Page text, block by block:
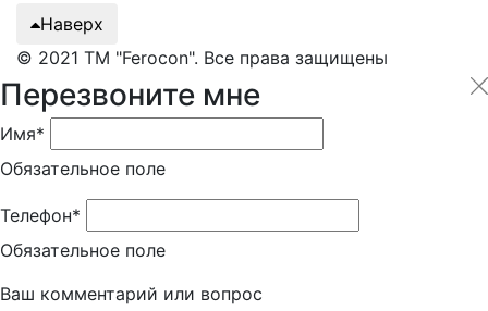
Наверх
© 2021 ТМ "Ferocon". Все права защищены
Перезвоните мне
Имя*
Обязательное поле
Телефон*
Обязательное поле
Ваш комментарий или вопрос